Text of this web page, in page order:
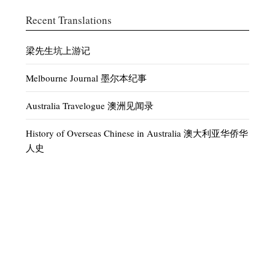
Recent Translations
梁先生坑上游记
Melbourne Journal 墨尔本纪事
Australia Travelogue 澳洲见闻录
History of Overseas Chinese in Australia 澳大利亚华侨华
人史